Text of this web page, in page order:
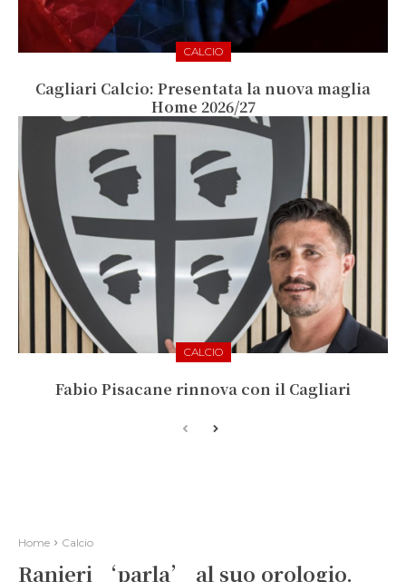
CALCIO
Cagliari Calcio: Presentata la nuova maglia
Home 2026/27
CALCIO
Fabio Pisacane rinnova con il Cagliari